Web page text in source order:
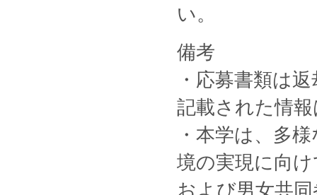
い。
備考
・応募書類は
記載された情
・本学は、多
境の実現に向
および男女共